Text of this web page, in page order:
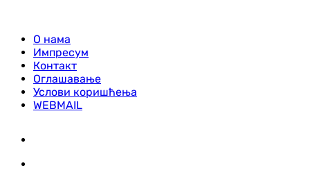
О нама
Импресум
Контакт
Оглашавање
Услови коришћења
WEBMAIL